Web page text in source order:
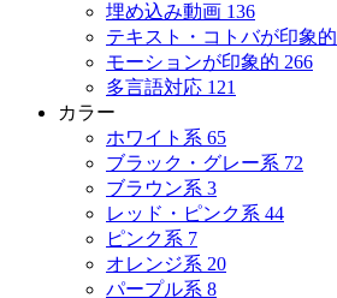
埋め込み動画 136
テキスト・コトバが印象的
モーションが印象的 266
多言語対応 121
カラー
ホワイト系 65
ブラック・グレー系 72
ブラウン系 3
レッド・ピンク系 44
ピンク系 7
オレンジ系 20
パープル系 8